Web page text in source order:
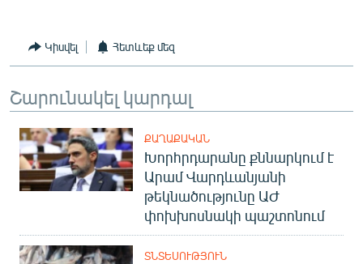
Կիսվել Հետևեք մեզ
Շարունակել կարդալ
ՔԱՂԱՔԱԿԱՆ
Խորհրդարանը քննարկում է
Արամ Վարդևանյանի
թեկնածությունը ԱԺ
փոխխոսնակի պաշտոնում
ՏՆՏԵՍՈՒԹՅՈՒՆ